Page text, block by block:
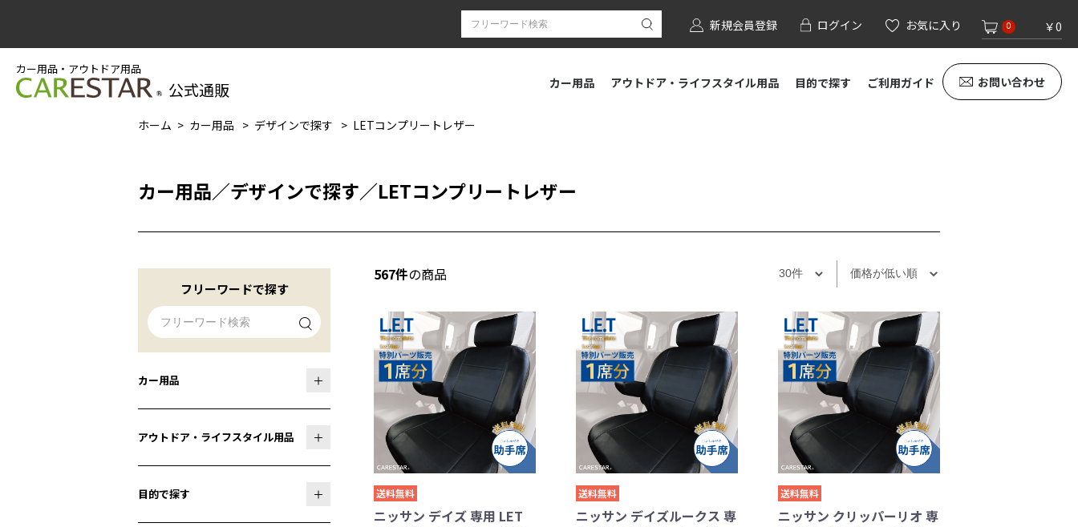
新規会員登録 ログイン お気に入り 0 ￥0
カー用品・アウトドア用品
公式通販 カー用品 アウトドア・ライフスタイル用品 目的で探す ご利用ガイド お問い合わせ
ホーム カー用品 デザインで探す LETコンプリートレザー
カー用品／デザインで探す／LETコンプリートレザー
フリーワードで探す
カー用品
アウトドア・ライフスタイル用品
目的で探す
567件の商品
送料無料
ニッサン デイズ 専用 LET
送料無料
ニッサン デイズルークス 専
送料無料
ニッサン クリッパーリオ 専